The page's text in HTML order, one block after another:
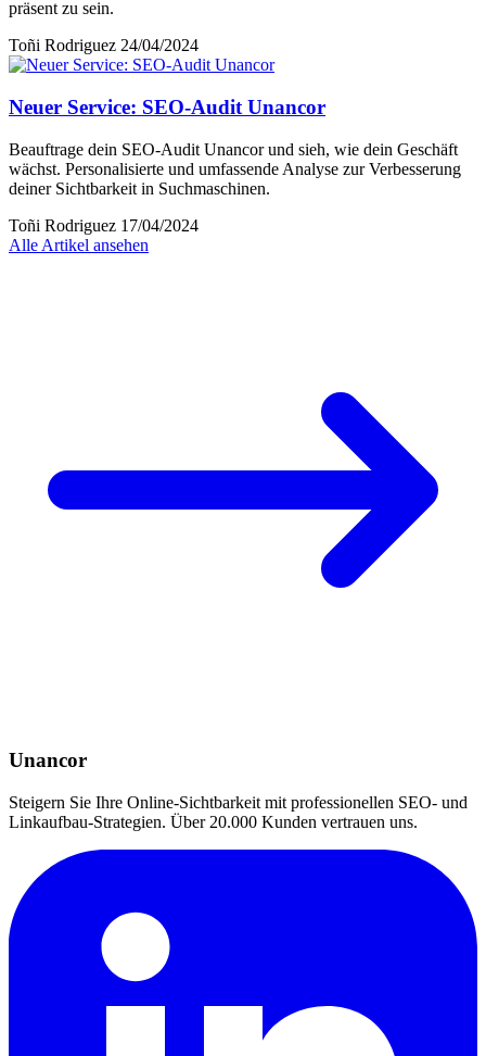
präsent zu sein.
Toñi Rodriguez 24/04/2024
Neuer Service: SEO-Audit Unancor
Beauftrage dein SEO-Audit Unancor und sieh, wie dein Geschäft
wächst. Personalisierte und umfassende Analyse zur Verbesserung
deiner Sichtbarkeit in Suchmaschinen.
Toñi Rodriguez 17/04/2024
Alle Artikel ansehen
Unancor
Steigern Sie Ihre Online-Sichtbarkeit mit professionellen SEO- und
Linkaufbau-Strategien. Über 20.000 Kunden vertrauen uns.